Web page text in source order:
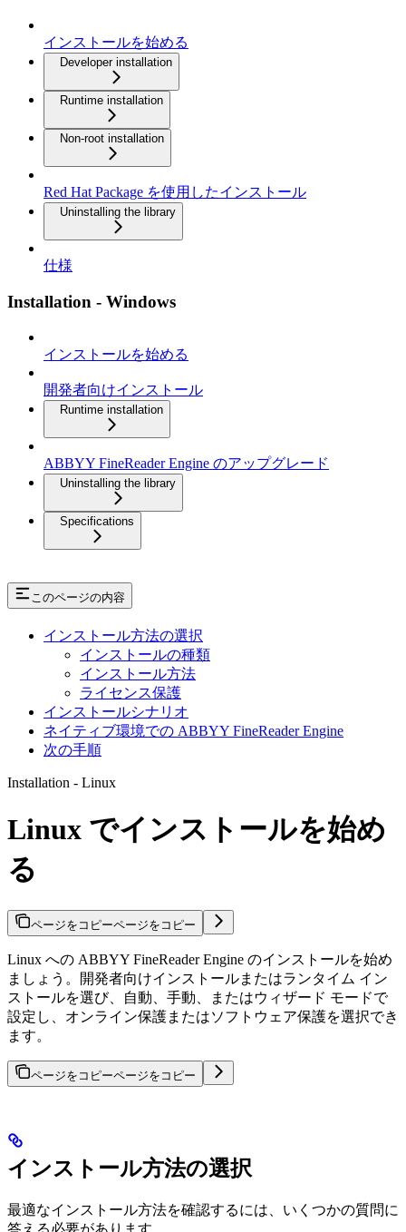
インストールを始める
Developer installation
Runtime installation
Non-root installation
Red Hat Package を使用したインストール
Uninstalling the library
仕様
Installation - Windows
インストールを始める
開発者向けインストール
Runtime installation
ABBYY FineReader Engine のアップグレード
Uninstalling the library
Specifications
このページの内容
インストール方法の選択
インストールの種類
インストール方法
ライセンス保護
インストールシナリオ
ネイティブ環境での ABBYY FineReader Engine
次の手順
Installation - Linux
Linux でインストールを始め
る
ページをコピーページをコピー
Linux への ABBYY FineReader Engine のインストールを始め
ましょう。開発者向けインストールまたはランタイム イン
ストールを選び、自動、手動、またはウィザード モードで
設定し、オンライン保護またはソフトウェア保護を選択でき
ます。
ページをコピーページをコピー
インストール方法の選択
最適なインストール方法を確認するには、いくつかの質問に
答える必要があります。